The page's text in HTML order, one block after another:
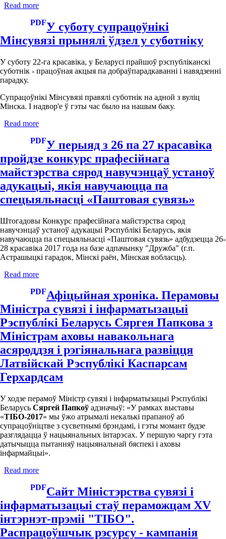
Read more
26
красавіка
ў
праходзіць
Беларуска-
Карэйскі
у
галіне
PDFУ суботу супрацоўнікі
Мінсувязі прынялі ўдзел у суботніку
У суботу 22-га красавіка, у Беларусі прайшоў рэспубліканскі
суботнік - працоўная акцыя па добраўпарадкаванні і навядзенні
парадку.
Супрацоўнікі Мінсувязі правялі суботнік на адной з вуліц
Мінска. І надвор'е ў гэты час было на нашым баку.
Read more
суботу
супрацоўнікі
Мінсувязі
прынялі
ўдзел
у
суботніку
PDFУ перыяд з 26 па 27 красавіка
пройдзе конкурс прафесійнага
майстэрства сярод навучэнцаў устаноў
адукацыі, якія навучаюцца па
спецыяльнасці «Паштовая сувязь»
Штогадовы Конкурс прафесійнага майстэрства сярод
навучэнцаў устаноў адукацыі Рэспублікі Беларусь, якія
навучаюцца па спецыяльнасці «Паштовая сувязь» адбудзецца 26-
28 красавіка 2017 года на базе адпачынку "Дружба" (г.п.
Астрашыцкі гарадок, Мінскі раён, Мінская вобласць).
Read more
перыяд
26
па
27
красавіка
пройдзе
конкурс
прафесійнага
майстэрства
сярод
устаноў
адукацыі,
якія
навучаюцца
па
спецыяльнасці
«Паштовая
PDFАфіцыйная хроніка. Перамовы
Міністра сувязі і інфарматызацыі
Рэспублікі Беларусь Сяргея Папкова з
Міністрам аховы навакольнага
асяроддзя і рэгіянальнага развіцця
Латвійскай Рэспублікі Каспарсам
Герхардсам
У ходзе перамоў Міністр сувязі і інфарматызацыі Рэспублікі
Беларусь Сяргей Папкоў адзначыў: «У рамках выставы
«ТІБО-2017» мы ўжо атрымалі некалькі прапаноў аб
супрацоўніцтве з сусветнымі брэндамі, і гэты момант будзе
разглядацца ў нацыянальных інтарэсах. У першую чаргу гэта
датычыцца пытанняў нацыянальнай бяспекі і аховы
інфармайцыі».
Read more
хроніка.
Перамовы
Міністра
сувязі
і
інфарматызацыі
PDFСайт Міністэрства сувязі і
інфарматызацыі стаў пераможцам XV
інтэрнэт-прэміі "ТІБО".
Распрацоўшчык рэсурсу - кампанія